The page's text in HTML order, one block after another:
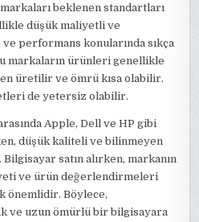
beklenen standartları
düşük maliyetli ve
performans konularında sıkça
markaların ürünleri genellikle
üretilir ve ömrü kısa olabilir.
de yetersiz olabilir.
Apple, Dell ve HP gibi
düşük kaliteli ve bilinmeyen
satın alırken, markanın
ve ürün değerlendirmeleri
önemlidir. Böylece,
ve uzun ömürlü bir bilgisayara